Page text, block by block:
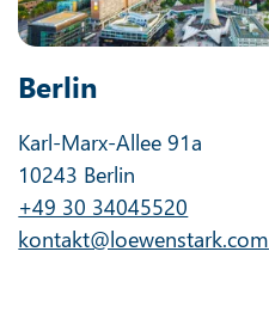
Berlin
Karl-Marx-Allee 91a
10243 Berlin
+49 30 34045520
kontakt@loewenstark.com